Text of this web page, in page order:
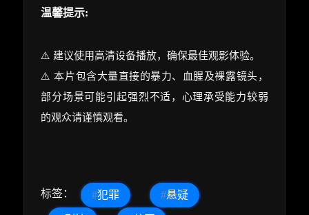
温馨提示:
⚠️ 建议使用高清设备播放，确保最佳观影体验。
⚠️ 本片包含大量直接的暴力、血腥及裸露镜头，
部分场景可能引起强烈不适，心理承受能力较弱
的观众请谨慎观看。
标签： #犯罪 #悬疑